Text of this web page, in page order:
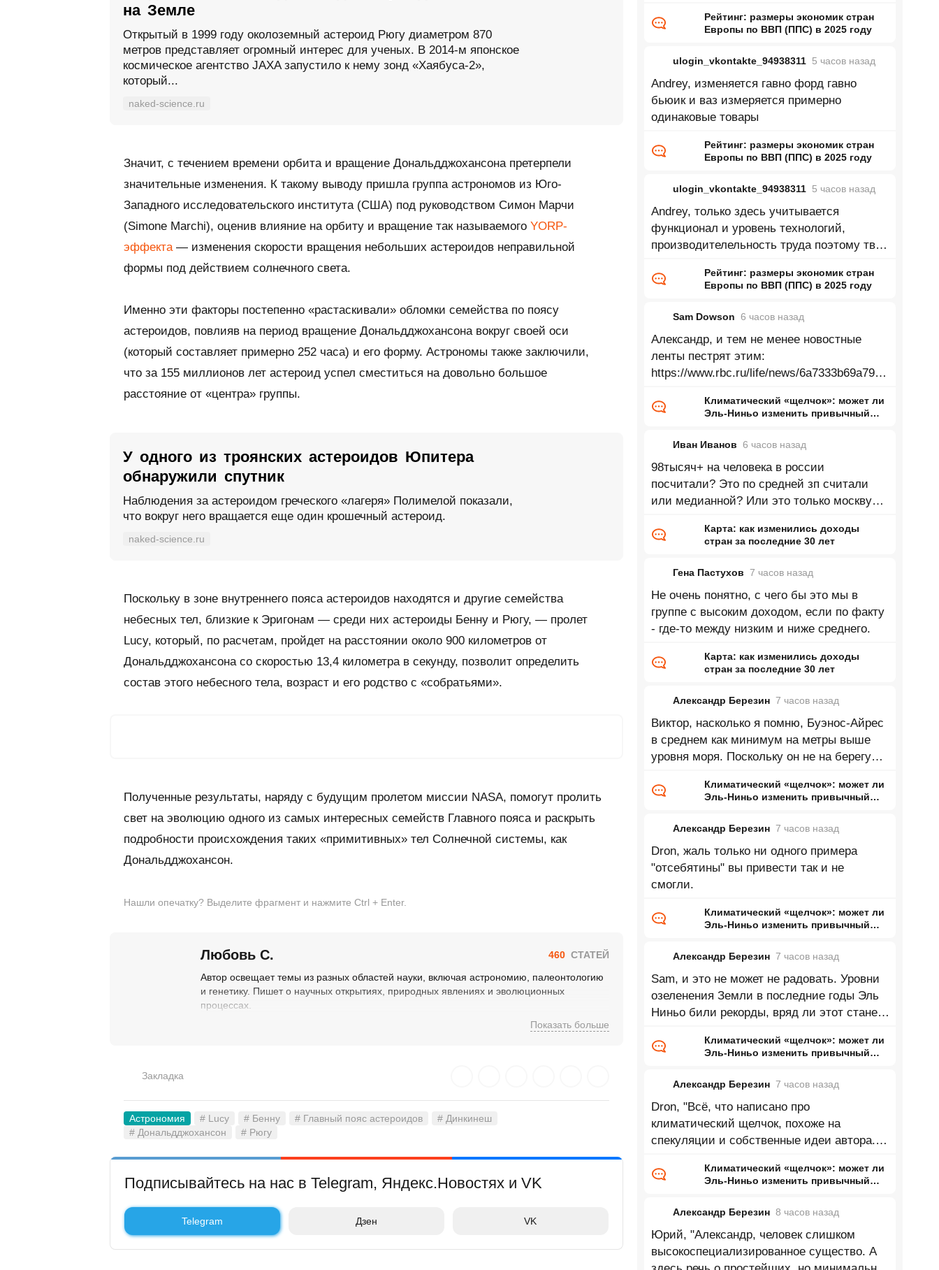
на Земле
Открытый в 1999 году околоземный астероид Рюгу диаметром 870
метров представляет огромный интерес для ученых. В 2014-м японское
космическое агентство JAXA запустило к нему зонд «Хаябуса-2»,
который...
naked-science.ru
Значит, с течением времени орбита и вращение Дональдджохансона претерпели
значительные изменения. К такому выводу пришла группа астрономов из Юго-
Западного исследовательского института (США) под руководством Симон Марчи
(Simone Marchi), оценив влияние на орбиту и вращение так называемого YORP-
эффекта — изменения скорости вращения небольших астероидов неправильной
формы под действием солнечного света.
Именно эти факторы постепенно «растаскивали» обломки семейства по поясу
астероидов, повлияв на период вращение Дональдджохансона вокруг своей оси
(который составляет примерно 252 часа) и его форму. Астрономы также заключили,
что за 155 миллионов лет астероид успел сместиться на довольно большое
расстояние от «центра» группы.
У одного из троянских астероидов Юпитера
обнаружили спутник
Наблюдения за астероидом греческого «лагеря» Полимелой показали,
что вокруг него вращается еще один крошечный астероид.
naked-science.ru
Поскольку в зоне внутреннего пояса астероидов находятся и другие семейства
небесных тел, близкие к Эригонам — среди них астероиды Бенну и Рюгу, — пролет
Lucy, который, по расчетам, пройдет на расстоянии около 900 километров от
Дональдджохансона со скоростью 13,4 километра в секунду, позволит определить
состав этого небесного тела, возраст и его родство с «собратьями».
Полученные результаты, наряду с будущим пролетом миссии NASA, помогут пролить
свет на эволюцию одного из самых интересных семейств Главного пояса и раскрыть
подробности происхождения таких «примитивных» тел Солнечной системы, как
Дональдджохансон.
Нашли опечатку? Выделите фрагмент и нажмите Ctrl + Enter.
Любовь С. 460 СТАТЕЙ
Автор освещает темы из разных областей науки, включая астрономию, палеонтологию
и генетику. Пишет о научных открытиях, природных явлениях и эволюционных
процессах.
Показать больше
Закладка
Астрономия # Lucy # Бенну # Главный пояс астероидов
# Динкинеш
# Дональдджохансон
# Рюгу
Подписывайтесь на нас в Telegram, Яндекс.Новостях и VK
Telegram Дзен VK
Рейтинг: размеры экономик стран
Европы по ВВП (ППС) в 2025 году
ulogin_vkontakte_94938311 5 часов назад
Andrey, изменяется гавно форд гавно
бьюик и ваз измеряется примерно
одинаковые товары
Рейтинг: размеры экономик стран
Европы по ВВП (ППС) в 2025 году
ulogin_vkontakte_94938311 5 часов назад
Andrey, только здесь учитывается
функционал и уровень технологий,
производителельность труда поэтому твой
Рейтинг: размеры экономик стран
Европы по ВВП (ППС) в 2025 году
Sam Dowson 6 часов назад
Александр, и тем не менее новостные
ленты пестрят этим:
https://www.rbc.ru/life/news/6a7333b69a7947
Аттакама, Аризона, Гоби, Такламакан и
Климатический «щелчок»: может ли
Эль-Ниньо изменить привычный
Иван Иванов 6 часов назад
98тысяч+ на человека в россии
посчитали? Это по средней зп считали
или медианной? Или это только москву
доля
Карта: как изменились доходы
стран за последние 30 лет
Гена Пастухов 7 часов назад
Не очень понятно, с чего бы это мы в
группе с высоким доходом, если по факту
- где-то между низким и ниже среднего.
Карта: как изменились доходы
стран за последние 30 лет
Александр Березин 7 часов назад
Виктор, насколько я помню, Буэнос-Айрес
в среднем как минимум на метры выше
уровня моря. Поскольку он не на берегу
Климатический «щелчок»: может ли
Эль-Ниньо изменить привычный
Александр Березин 7 часов назад
Dron, жаль только ни одного примера
"отсебятины" вы привести так и не
смогли.
Климатический «щелчок»: может ли
Эль-Ниньо изменить привычный
Александр Березин 7 часов назад
Sam, и это не может не радовать. Уровни
озеленения Земли в последние годы Эль
Ниньо били рекорды, вряд ли этот станет
Климатический «щелчок»: может ли
Эль-Ниньо изменить привычный
Александр Березин 7 часов назад
Dron, "Всё, что написано про
климатический щелчок, похоже на
спекуляции и собственные идеи автора.
предсказывающихКлиматический «щелчок»: может ли
Эль-Ниньо изменить привычный
Александр Березин 8 часов назад
Юрий, "Александр, человек слишком
высокоспециализированное существо. А